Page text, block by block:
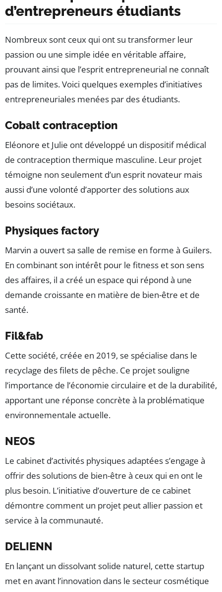
d’entrepreneurs étudiants
Nombreux sont ceux qui ont su transformer leur
passion ou une simple idée en véritable affaire,
prouvant ainsi que l’esprit entrepreneurial ne connaît
pas de limites. Voici quelques exemples d’initiatives
entrepreneuriales menées par des étudiants.
Cobalt contraception
Eléonore et Julie ont développé un dispositif médical
de contraception thermique masculine. Leur projet
témoigne non seulement d’un esprit novateur mais
aussi d’une volonté d’apporter des solutions aux
besoins sociétaux.
Physiques factory
Marvin a ouvert sa salle de remise en forme à Guilers.
En combinant son intérêt pour le fitness et son sens
des affaires, il a créé un espace qui répond à une
demande croissante en matière de bien-être et de
santé.
Fil&fab
Cette société, créée en 2019, se spécialise dans le
recyclage des filets de pêche. Ce projet souligne
l’importance de l’économie circulaire et de la durabilité,
apportant une réponse concrète à la problématique
environnementale actuelle.
NEOS
Le cabinet d’activités physiques adaptées s’engage à
offrir des solutions de bien-être à ceux qui en ont le
plus besoin. L’initiative d’ouverture de ce cabinet
démontre comment un projet peut allier passion et
service à la communauté.
DELIENN
En lançant un dissolvant solide naturel, cette startup
met en avant l’innovation dans le secteur cosmétique